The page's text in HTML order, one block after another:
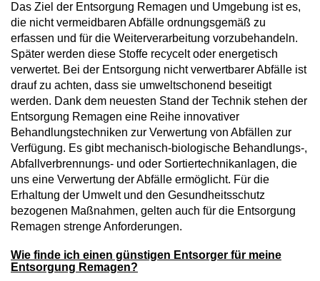
Das Ziel der Entsorgung Remagen und Umgebung ist es,
die nicht vermeidbaren Abfälle ordnungsgemäß zu
erfassen und für die Weiterverarbeitung vorzubehandeln.
Später werden diese Stoffe recycelt oder energetisch
verwertet. Bei der Entsorgung nicht verwertbarer Abfälle ist
drauf zu achten, dass sie umweltschonend beseitigt
werden. Dank dem neuesten Stand der Technik stehen der
Entsorgung Remagen eine Reihe innovativer
Behandlungstechniken zur Verwertung von Abfällen zur
Verfügung. Es gibt mechanisch-biologische Behandlungs-,
Abfallverbrennungs- und oder Sortiertechnikanlagen, die
uns eine Verwertung der Abfälle ermöglicht. Für die
Erhaltung der Umwelt und den Gesundheitsschutz
bezogenen Maßnahmen, gelten auch für die Entsorgung
Remagen strenge Anforderungen.
Wie finde ich einen günstigen Entsorger für meine
Entsorgung Remagen?